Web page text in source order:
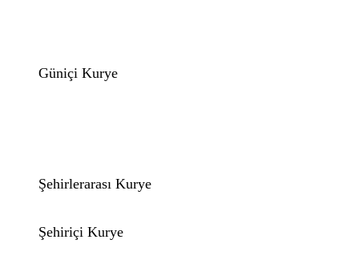
Güniçi Kurye
Şehirlerarası Kurye
Şehiriçi Kurye